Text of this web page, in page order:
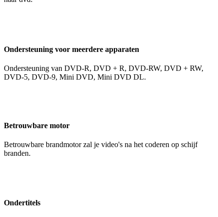
Ondersteuning voor meerdere apparaten
Ondersteuning van DVD-R, DVD + R, DVD-RW, DVD + RW,
DVD-5, DVD-9, Mini DVD, Mini DVD DL.
Betrouwbare motor
Betrouwbare brandmotor zal je video's na het coderen op schijf
branden.
Ondertitels